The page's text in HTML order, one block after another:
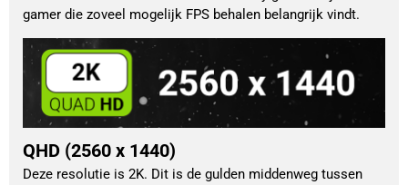
gamer die zoveel mogelijk FPS behalen belangrijk vindt.
QHD (2560 x 1440)
Deze resolutie is 2K. Dit is de gulden middenweg tussen